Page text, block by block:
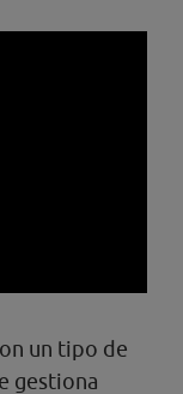
un tipo de
gestiona